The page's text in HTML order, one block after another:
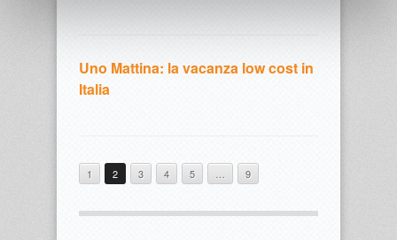
Uno Mattina: la vacanza low cost in
Italia
1 2 3 4 5 … 9